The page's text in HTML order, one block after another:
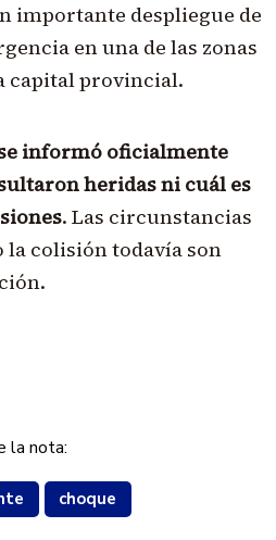
importante despliegue de
en una de las zonas
capital provincial.
informó oficialmente
heridas ni cuál es
. Las circunstancias
la colisión todavía son
la nota:
choque